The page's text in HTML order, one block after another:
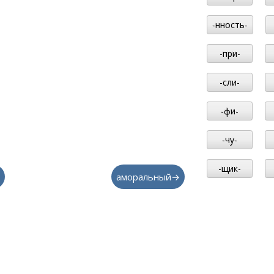
аморальный→
-нность-
-при-
-сли-
-фи-
-чу-
-щик-